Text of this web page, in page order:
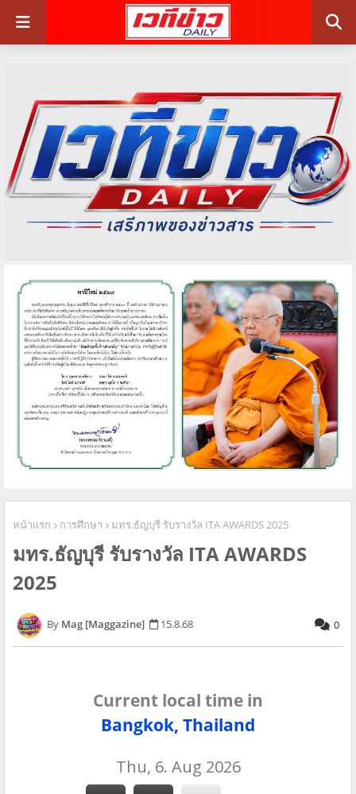
หน้าแรก การศึกษา มทร.ธัญบุรี รับรางวัล ITA AWARDS 2025
มทร.ธัญบุรี รับรางวัล ITA AWARDS
2025
Mag [Maggazine] 15.8.68 0
Current local time in
Bangkok, Thailand